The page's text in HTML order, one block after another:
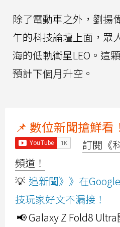
除了電動車之外，劉揚
午的科技論壇上面，眾
海的低軌衛星LEO。這
預計下個月升空。
📌 數位新聞搶鮮看
訂閱《
頻道！
💡 追新聞》》在
技玩家好文不漏接！
📢 Galaxy Z Fold8